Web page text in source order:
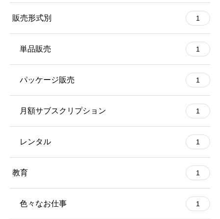
販売形式別 1
単品販売 1
パッケージ販売 1
月額サブスクリプション 1
レンタル 1
教育 1
色々なお仕事 1